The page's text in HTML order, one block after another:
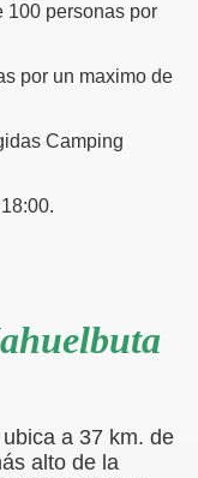
100 personas por
por un maximo de
Camping
a 37 km. de
alto de la